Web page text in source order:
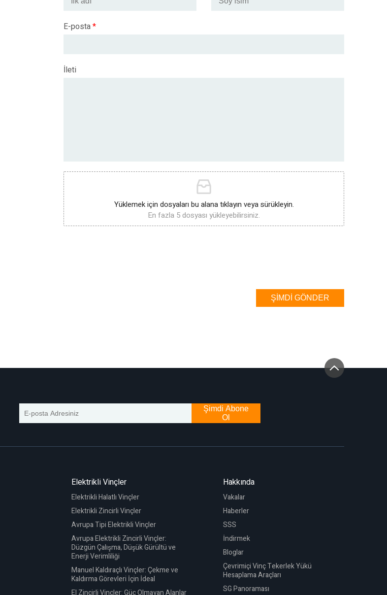
E-posta*
İleti
Yüklemek için dosyaları bu alana tıklayın veya sürükleyin.
En fazla 5 dosyası yükleyebilirsiniz.
ŞIMDI GÖNDER
Şimdi Abone
Ol
Elektrikli Vinçler
Elektrikli Halatlı Vinçler
Elektrikli Zincirli Vinçler
Avrupa Tipi Elektrikli Vinçler
Avrupa Elektrikli Zincirli Vinçler:
Düzgün Çalışma, Düşük Gürültü ve
Enerji Verimliliği
Manuel Kaldıraçlı Vinçler: Çekme ve
Kaldırma Görevleri İçin İdeal
El Zincirli Vinçler: Güç Olmayan Alanlar
Hakkında
Vakalar
Haberler
SSS
İndirmek
Bloglar
Çevrimiçi Vinç Tekerlek Yükü
Hesaplama Araçları
SG Panoraması